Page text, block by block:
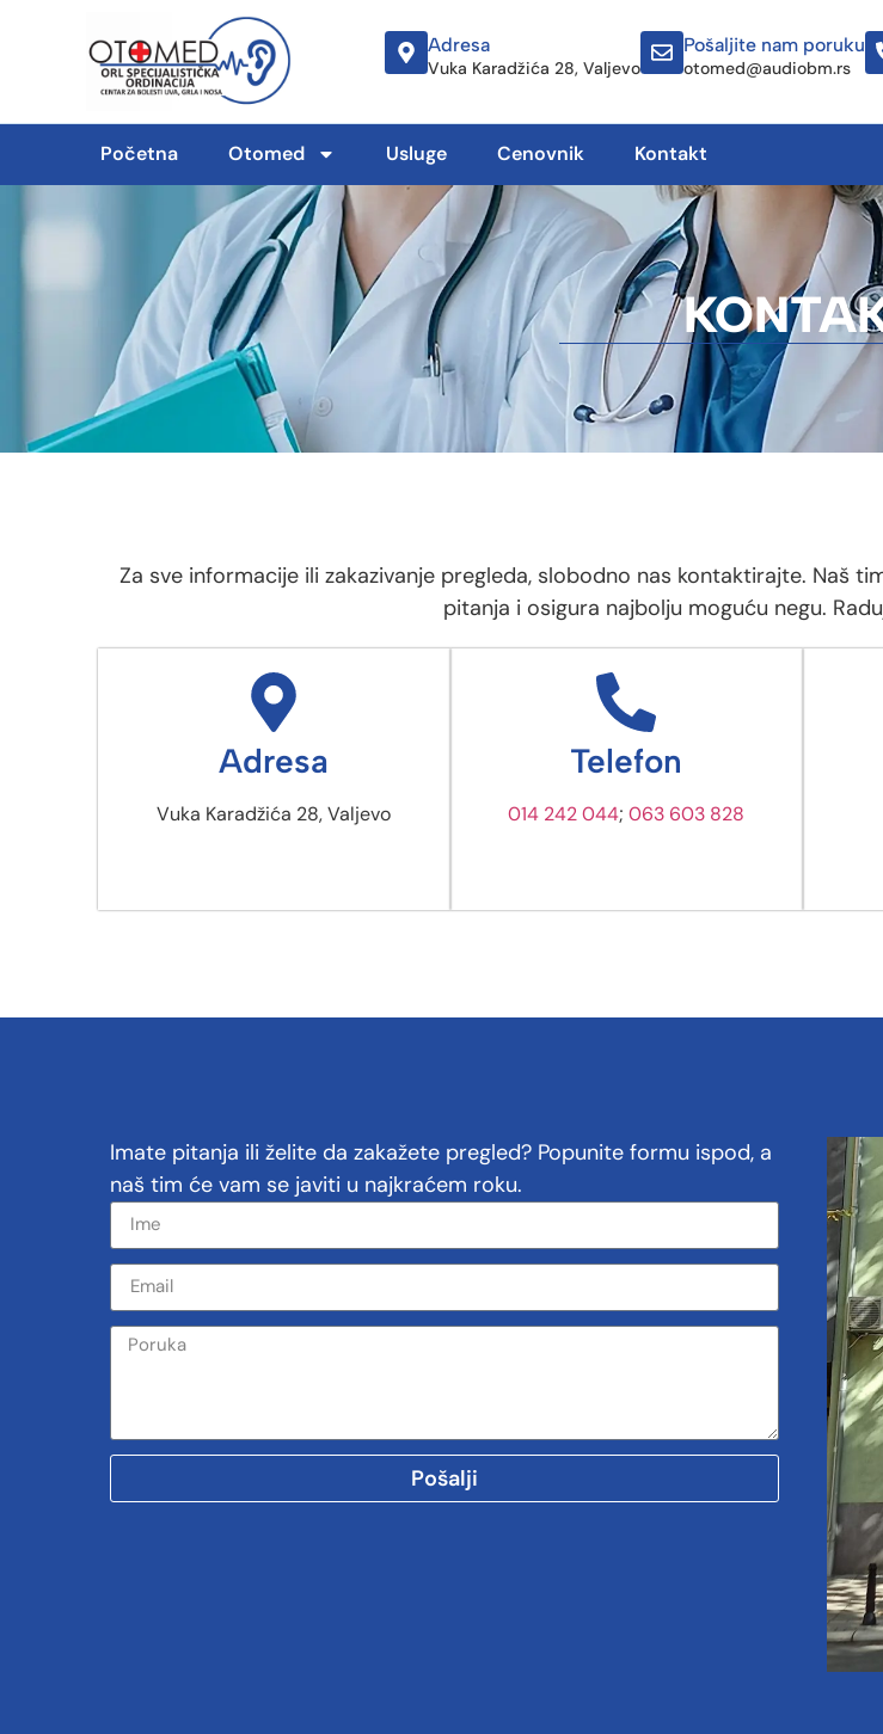
Adresa
Vuka Karadžića 28, Valjevo
Pošaljite nam poruku
otomed@audiobm.rs
Početna Otomed Usluge Cenovnik Kontakt
Za sve informacije ili zakazivanje pregleda, slobodno nas kontaktirajte. Naš
pitanja i osigura najbolju moguću negu.
Adresa
Vuka Karadžića 28, Valjevo
Telefon
014 242 044; 063 603 828
Imate pitanja ili želite da zakažete pregled? Popunite formu ispod, a
naš tim će vam se javiti u najkraćem roku.
Pošalji